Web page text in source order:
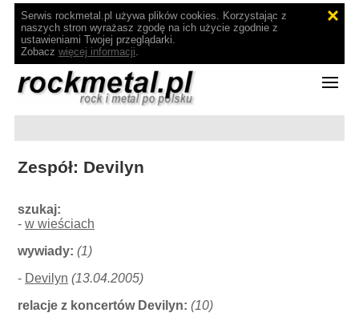
Serwis rockmetal.pl używa plików cookies. Korzystając z
naszych stron wyrażasz zgodę na ich użycie zgodnie z
ustawieniami Twojej przeglądarki.
Zobacz więcej informacji.
Zespół: Devilyn
szukaj:
-w wieściach
wywiady: (1)
- Devilyn (13.04.2005)
relacje z koncertów Devilyn: (10)